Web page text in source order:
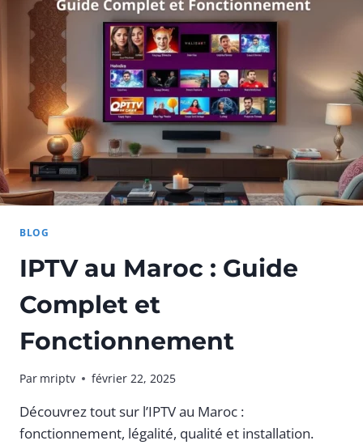
COMPLET
BLOG
IPTV au Maroc : Guide
Complet et
Fonctionnement
Par mriptv février 22, 2025
Découvrez tout sur l’IPTV au Maroc :
fonctionnement, légalité, qualité et installation.